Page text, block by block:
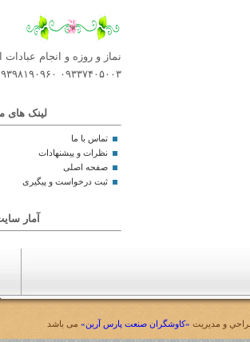
نماز و روزه و انجام عبادات
۰۹۳۳۷۴۰۵۰۰۳ ۰۹۳۹۸۱۹۰۹۶۰
لینک های
تماس با ما
نظرات و پیشنهادات
صفحه اصلی
ثبت درخواست و پیگیری
آمار
و مديريت «کاوشگران صنعت پارس آرین» می باشد